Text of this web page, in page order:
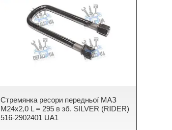
Стремянка ресори передньої МАЗ
М24х2,0 L = 295 в зб. SILVER (RIDER)
516-2902401 UA1